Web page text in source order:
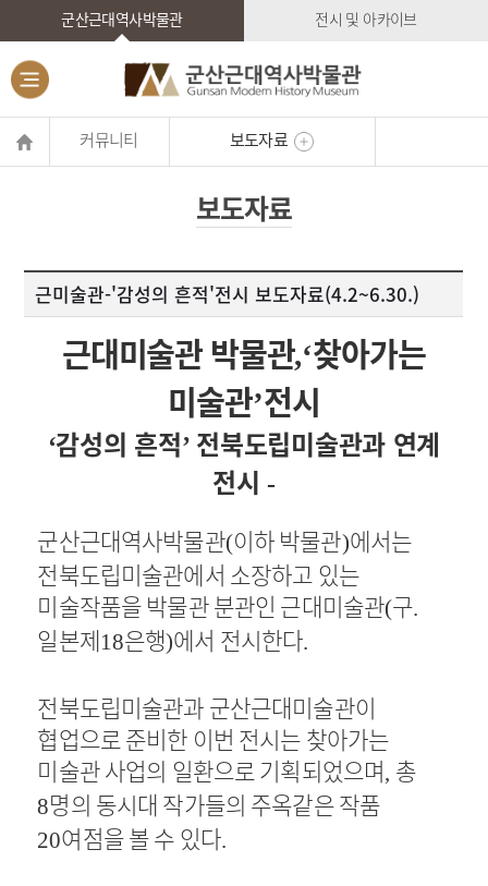
군산근대역사박물관 전시 및 아카이브
커뮤니티 보도자료
보도자료
근미술관-'감성의 흔적'전시 보도자료(4.2~6.30.)
근대미술관 박물관,‘찾아가는
미술관’전시
‘감성의 흔적’ 전북도립미술관과 연계
전시-
군산근대역사박물관(이하 박물관)에서는
전북도립미술관에서 소장하고 있는
미술작품을 박물관 분관인 근대미술관(구.
일본제18은행)에서 전시한다.
전북도립미술관과 군산근대미술관이
협업으로 준비한 이번 전시는 찾아가는
미술관 사업의 일환으로 기획되었으며, 총
8명의 동시대 작가들의 주옥같은 작품
20여점을 볼 수 있다.